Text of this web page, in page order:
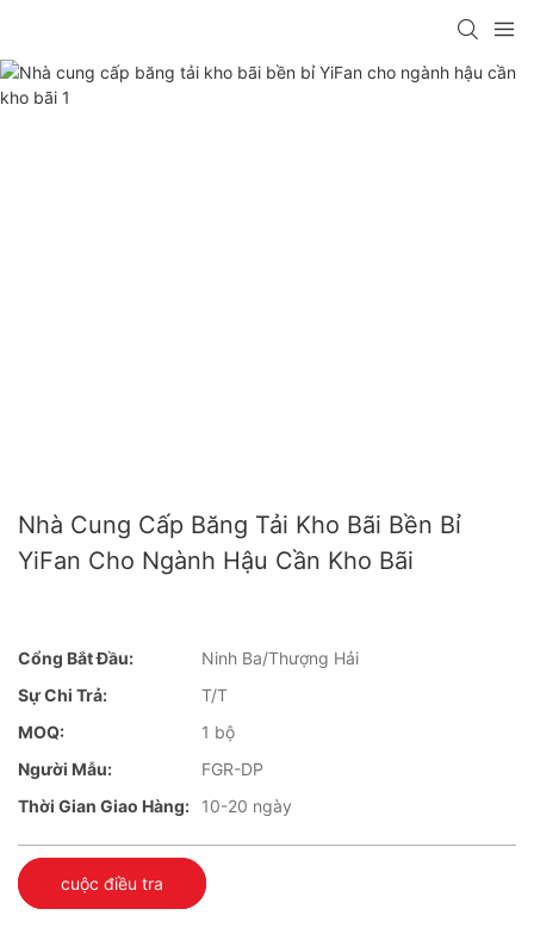
Nhà Cung Cấp Băng Tải Kho Bãi Bền Bỉ
YiFan Cho Ngành Hậu Cần Kho Bãi
Cổng Bắt Đầu:
Ninh Ba/Thượng Hải
Sự Chi Trả:
T/T
MOQ:
1 bộ
Người Mẫu:
FGR-DP
Thời Gian Giao Hàng:
10-20 ngày
cuộc điều tra